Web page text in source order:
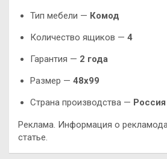
Тип мебели — Комод
Количество ящиков — 4
Гарантия — 2 года
Размер — 48х99
Страна производства — Россия
Реклама. Информация о
статье.